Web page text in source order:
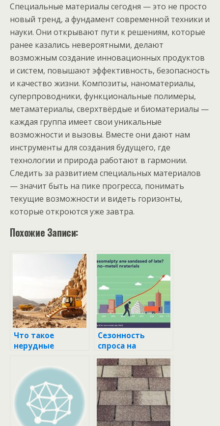
Специальные материалы сегодня — это не просто
новый тренд, а фундамент современной техники и
науки. Они открывают пути к решениям, которые
ранее казались невероятными, делают
возможным создание инновационных продуктов
и систем, повышают эффективность, безопасность
и качество жизни. Композиты, наноматериалы,
суперпроводники, функциональные полимеры,
метаматериалы, сверхтвёрдые и биоматериалы —
каждая группа имеет свои уникальные
возможности и вызовы. Вместе они дают нам
инструменты для создания будущего, где
технологии и природа работают в гармонии.
Следить за развитием специальных материалов
— значит быть на пике прогресса, понимать
текущие возможности и видеть горизонты,
которые откроются уже завтра.
Похожие Записи:
Что такое
нерудные
почему они так
важны в
строительстве?
Сезонность
спроса на
нерудные
материалы:
почему это важно
и как с этим
работать